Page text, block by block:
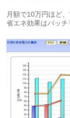
月額で10万円ほど
省エネ効果はバッチ